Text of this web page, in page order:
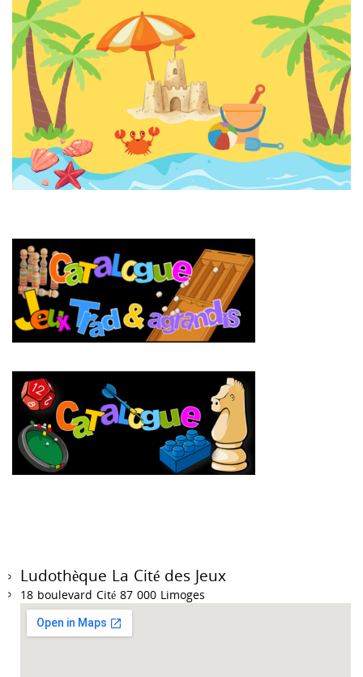
Ludothèque La Cité des Jeux
18 boulevard Cité 87 000 Limoges